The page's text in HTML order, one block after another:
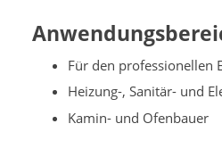
Für den professionellen
Heizung-, Sanitär- und
Kamin- und Ofenbauer